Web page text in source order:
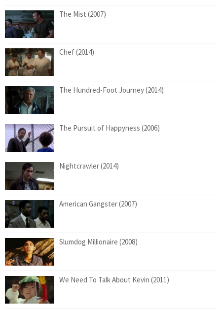
The Mist (2007)
Chef (2014)
The Hundred-Foot Journey (2014)
The Pursuit of Happyness (2006)
Nightcrawler (2014)
American Gangster (2007)
Slumdog Millionaire (2008)
We Need To Talk About Kevin (2011)